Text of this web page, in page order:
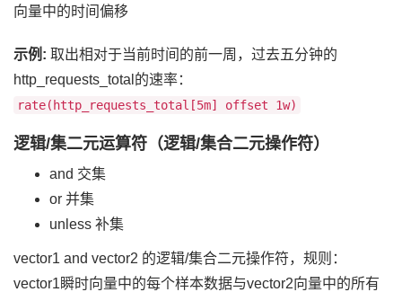
向量中的时间偏移
示例: 取出相对于当前时间的前一周，过去五分钟的
http_requests_total的速率：
rate(http_requests_total[5m] offset 1w)
逻辑/集二元运算符（逻辑/集合二元操作符）
and 交集
or 并集
unless 补集
vector1 and vector2 的逻辑/集合二元操作符，规则：
vector1瞬时向量中的每个样本数据与vector2向量中的所有